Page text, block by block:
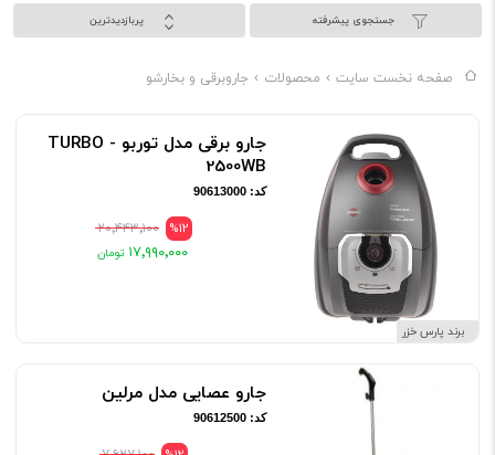
جستجوی پیشرفته پربازدیدترین
صفحه نخست سایت محصولات جاروبرقی و بخارشو
برند پارس خزر
جارو برقی مدل توربو - TURBO
2500WB
کد: 90613000
%12 ۲۰٬۴۴۳٬۱۰۰
۱۷٬۹۹۰٬۰۰۰
جارو عصایی مدل مرلین
کد: 90612500